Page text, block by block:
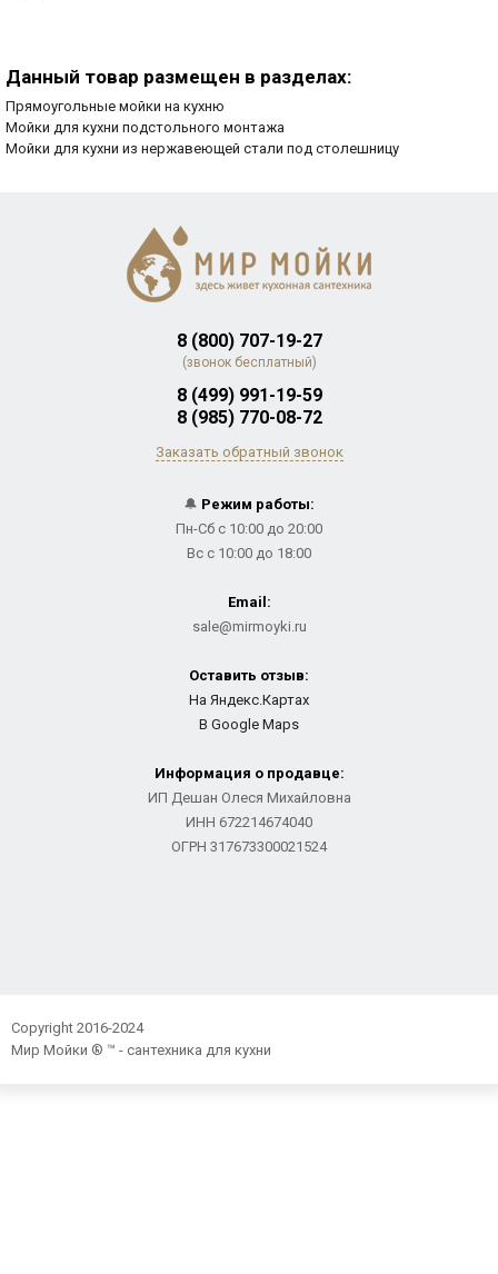
Данный товар размещен в разделах:
Прямоугольные мойки на кухню
Мойки для кухни подстольного монтажа
Мойки для кухни из нержавеющей стали под столешницу
8 (800) 707-19-27
(звонок бесплатный)
8 (499) 991-19-59
8 (985) 770-08-72
Заказать обратный звонок
🔔 Режим работы:
Пн-Сб с 10:00 до 20:00
Вс с 10:00 до 18:00
Email:
sale@mirmoyki.ru
Оставить отзыв:
На Яндекс.Картах
В Google Maps
Информация о продавце:
ИП Дешан Олеся Михайловна
ИНН 672214674040
ОГРН 317673300021524
Copyright 2016-2024
Мир Мойки ® ™ - сантехника для кухни